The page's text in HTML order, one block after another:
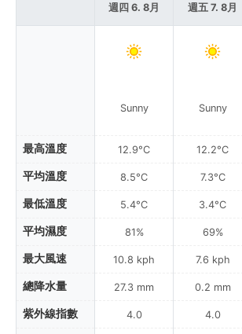
最高溫度
平均溫度
最低溫度
平均濕度
最大風速
總降水量
紫外線指數
週四 6. 8月
Sunny
12.9°C
8.5°C
5.4°C
81%
10.8 kph
27.3 mm
4.0
週五 7. 8月
Sunny
12.2°C
7.3°C
3.4°C
69%
7.6 kph
0.2 mm
4.0